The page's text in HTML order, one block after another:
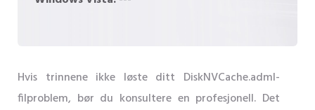
Hvis trinnene ikke løste ditt DiskNVCache.adml-
filproblem, bør du konsultere en profesjonell. Det